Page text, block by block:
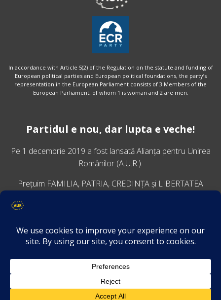
In accordance with Article 5(2) of the Regulation on the statute and funding of
European political parties and European political foundations, the party’s
representation in the European Parliament consists of 3 Members of the
European Parliament, of whom 1 is woman and 2 are men.
Partidul e nou, dar lupta e veche!
Pe 1 decembrie 2019 a fost lansatăAlianța pentru Unirea
Românilor (A.U.R.).
Prețuim FAMILIA, PATRIA, CREDINȚA și LIBERTATEA
VINO ALĂTURI DE NOI
Descarcă aplicația Platforma AUR
Termeni și condiții de confidențialitate
GDPR